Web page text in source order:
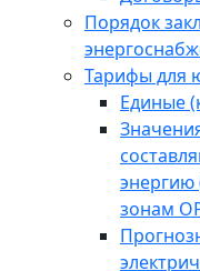
Порядок
Тарифы для
Единые
зонам